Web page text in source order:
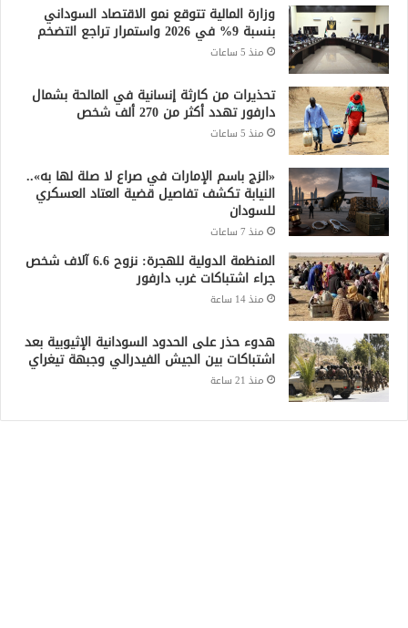
وزارة المالية تتوقع نمو الاقتصاد السوداني
بنسبة 9% في 2026 واستمرار تراجع التضخم
منذ 5 ساعات
تحذيرات من كارثة إنسانية في المالحة بشمال
دارفور تهدد أكثر من 270 ألف شخص
منذ 5 ساعات
«الزج باسم الإمارات في صراع لا صلة لها به»..
النيابة تكشف تفاصيل قضية العتاد العسكري
للسودان
منذ 7 ساعات
المنظمة الدولية للهجرة: نزوح 6.6 آلاف شخص
جراء اشتباكات غرب دارفور
منذ 14 ساعة
هدوء حذر على الحدود السودانية الإثيوبية بعد
اشتباكات بين الجيش الفيدرالي وجبهة تيغراي
منذ 21 ساعة